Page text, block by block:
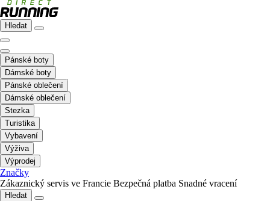
Hledat
Pánské boty
Dámské boty
Pánské oblečení
Dámské oblečení
Stezka
Turistika
Vybavení
Výživa
Výprodej
Značky
Zákaznický servis ve Francie Bezpečná platba Snadné vracení
Hledat